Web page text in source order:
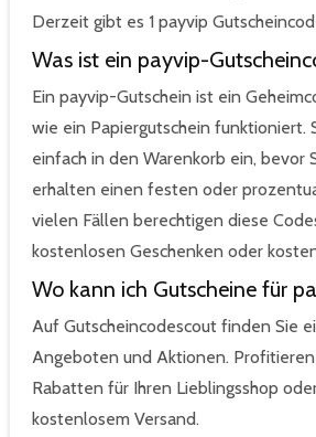
Derzeit gibt es 1 payvip
Was ist ein payvip-
Ein payvip-Gutschein ist ein
wie ein Papiergutschein funktioniert.
einfach in den Warenkorb ein, bevor
erhalten einen festen oder
vielen Fällen berechtigen diese
kostenlosen Geschenken oder
Wo kann ich Gutscheine für
Auf Gutscheincodescout finden Sie
Angeboten und Aktionen.
Rabatten für Ihren Lieblingsshop
kostenlosem Versand.